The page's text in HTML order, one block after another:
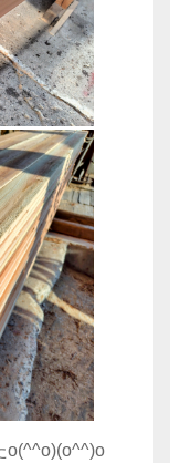
o(^^o)(o^^)o